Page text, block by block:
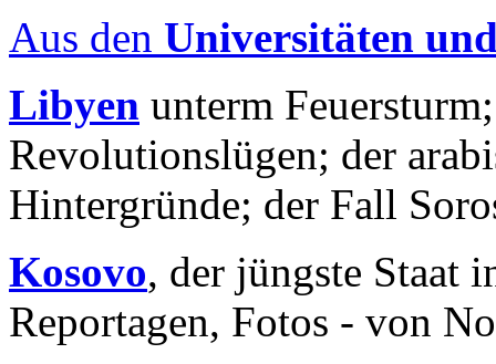
Aus den Universitäten
Libyen unterm
Revolutionslügen; der
Hintergründe; der Fall
Kosovo, der jüngste Staat
Reportagen, Fotos - von